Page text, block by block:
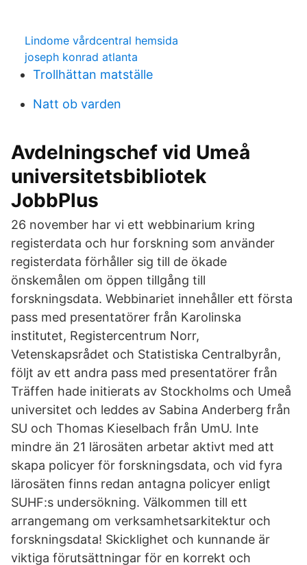
Lindome vårdcentral hemsida
joseph konrad atlanta
Trollhättan matställe
Natt ob varden
Avdelningschef vid Umeå
universitetsbibliotek
JobbPlus
26 november har vi ett webbinarium kring
registerdata och hur forskning som använder
registerdata förhåller sig till de ökade
önskemålen om öppen tillgång till
forskningsdata. Webbinariet innehåller ett första
pass med presentatörer från Karolinska
institutet, Registercentrum Norr,
Vetenskapsrådet och Statistiska Centralbyrån,
följt av ett andra pass med presentatörer från
Träffen hade initierats av Stockholms och Umeå
universitet och leddes av Sabina Anderberg från
SU och Thomas Kieselbach från UmU. Inte
mindre än 21 lärosäten arbetar aktivt med att
skapa policyer för forskningsdata, och vid fyra
lärosäten finns redan antagna policyer enligt
SUHF:s undersökning. Välkommen till ett
arrangemang om verksamhetsarkitektur och
forskningsdata! Skicklighet och kunnande är
viktiga förutsättningar för en korrekt och